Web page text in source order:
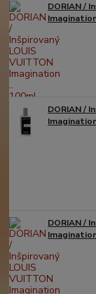
DORIAN /
DORIAN /
DORIAN /